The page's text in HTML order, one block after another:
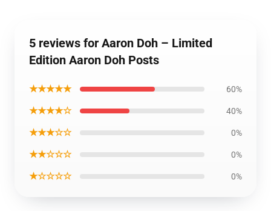
5 reviews for Aaron Doh – Limited
Edition Aaron Doh Posts
★★★★★ 60%
★★★★☆ 40%
★★★☆☆ 0%
★★☆☆☆ 0%
★☆☆☆☆ 0%